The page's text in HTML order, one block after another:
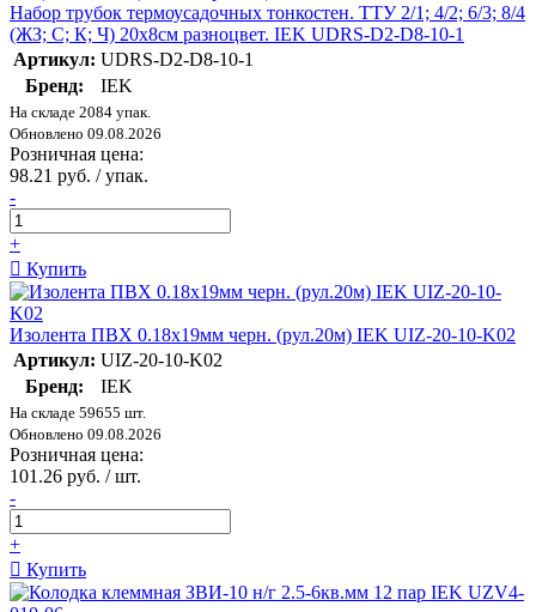
Набор трубок термоусадочных тонкостен. ТТУ 2/1; 4/2; 6/3; 8/4
(ЖЗ; С; К; Ч) 20х8см разноцвет. IEK UDRS-D2-D8-10-1
Артикул: UDRS-D2-D8-10-1
Бренд:
IEK
На складе 2084 упак.
Обновлено 09.08.2026
Розничная цена:
98.21 руб. / упак.
-
+
Купить
Изолента ПВХ 0.18х19мм черн. (рул.20м) IEK UIZ-20-10-K02
Артикул: UIZ-20-10-K02
Бренд:
IEK
На складе 59655 шт.
Обновлено 09.08.2026
Розничная цена:
101.26 руб. / шт.
-
+
Купить